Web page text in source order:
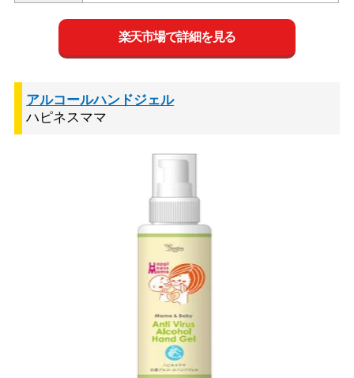
楽天市場で詳細を見る
アルコールハンドジェル
ハピネスママ